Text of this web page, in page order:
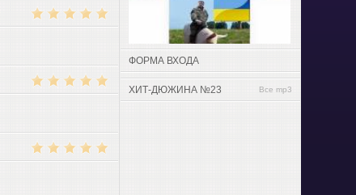
ФОРМА ВХОДА
ХИТ-ДЮЖИНА №23 Все mp3